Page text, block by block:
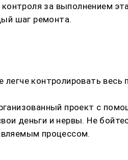
за выполнением
шаг ремонта.
контролировать весь
проект с
деньги и нервы. Не
процессом.